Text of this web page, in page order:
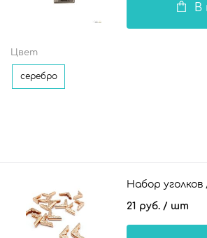
В
Цвет
серебро
Набор
21 руб. / шт